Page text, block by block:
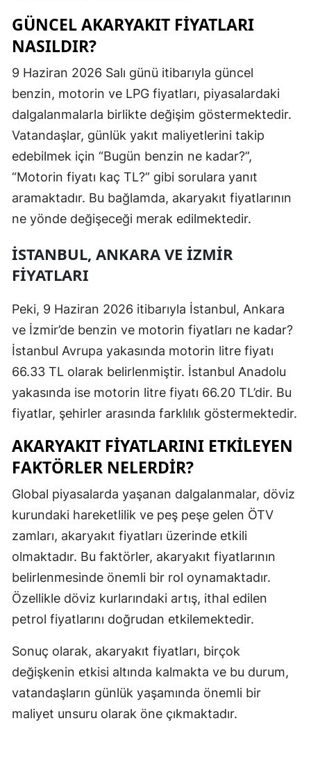
Hakkari
Hatay
Mersin
İstanbul
Kayseri
Kırklareli
Kırşehir
Malatya
Manisa
Mardin
Muğla
Niğde
GÜNCEL AKARYAKIT FIYATLARI
NASILDIR?
9 Haziran 2026 Salı günü itibarıyla güncel
benzin, motorin ve LPG fiyatları, piyasalardaki
dalgalanmalarla birlikte değişim göstermektedir.
Vatandaşlar, günlük yakıt maliyetlerini takip
edebilmek için “Bugün benzin ne kadar?”,
“Motorin fiyatı kaç TL?” gibi sorulara yanıt
aramaktadır. Bu bağlamda, akaryakıt fiyatlarının
ne yönde değişeceği merak edilmektedir.
İSTANBUL, ANKARA VE İZMIR
FIYATLARI
Peki, 9 Haziran 2026 itibarıyla İstanbul, Ankara
ve İzmir’de benzin ve motorin fiyatları ne kadar?
İstanbul Avrupa yakasında motorin litre fiyatı
66.33 TL olarak belirlenmiştir. İstanbul Anadolu
yakasında ise motorin litre fiyatı 66.20 TL’dir. Bu
fiyatlar, şehirler arasında farklılık göstermektedir.
AKARYAKIT FIYATLARINI ETKILEYEN
FAKTÖRLER NELERDIR?
Global piyasalarda yaşanan dalgalanmalar, döviz
kurundaki hareketlilik ve peş peşe gelen ÖTV
zamları, akaryakıt fiyatları üzerinde etkili
olmaktadır. Bu faktörler, akaryakıt fiyatlarının
belirlenmesinde önemli bir rol oynamaktadır.
Özellikle döviz kurlarındaki artış, ithal edilen
petrol fiyatlarını doğrudan etkilemektedir.
Sonuç olarak, akaryakıt fiyatları, birçok
değişkenin etkisi altında kalmakta ve bu durum,
vatandaşların günlük yaşamında önemli bir
maliyet unsuru olarak öne çıkmaktadır.